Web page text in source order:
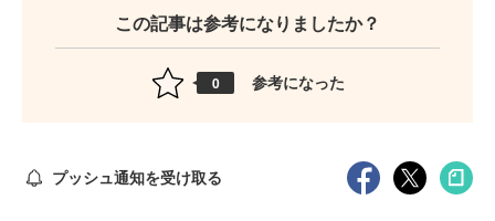
この記事は参考になりましたか？
0 参考になった
プッシュ通知を受け取る